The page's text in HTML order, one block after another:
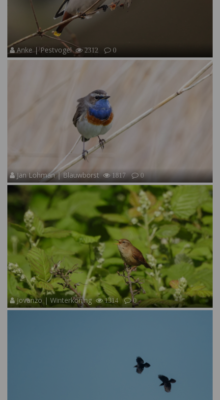
Anke | Pestvogel 2312 0
Jan Lohman | Blauwborst 1817 0
Jovanzo | Winterkoning 1314 0